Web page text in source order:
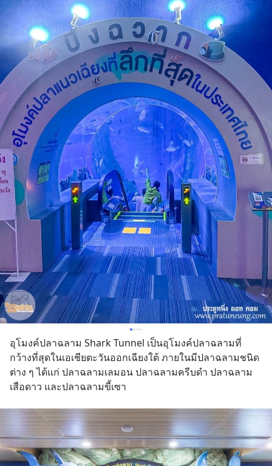
อุโมงค์ปลาฉลาม Shark Tunnel เป็นอุโมงค์ปลาฉลามที่
กว้างที่สุดในเอเชียตะวันออกเฉียงใต้ ภายในมีปลาฉลามชนิด
ต่าง ๆ ได้แก่ ปลาฉลามเลมอน ปลาฉลามครีบดำ ปลาฉลาม
เสือดาว และปลาฉลามขี้เซา